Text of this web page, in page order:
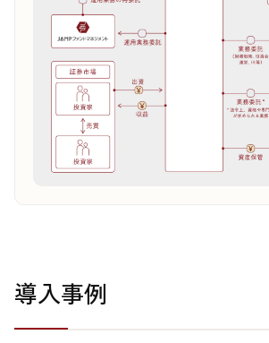
導入事例